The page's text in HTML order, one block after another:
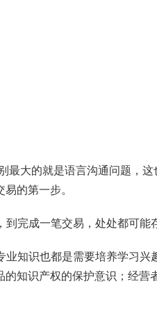
大的就是语言沟通问题，
的第一步。
完成一笔交易，处处都可能
知识也都是需要培养学习
知识产权的保护意识；经营